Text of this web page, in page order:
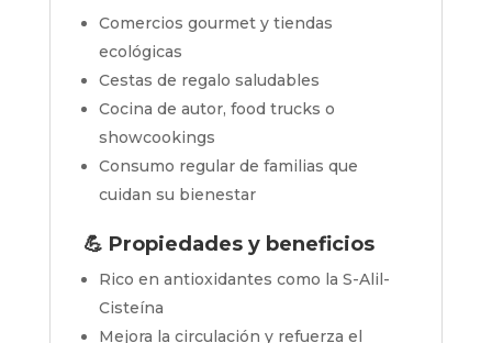
Comercios gourmet y tiendas
ecológicas
Cestas de regalo saludables
Cocina de autor, food trucks o
showcookings
Consumo regular de familias que
cuidan su bienestar
💪 Propiedades y beneficios
Rico en antioxidantes como la S-Alil-
Cisteína
Mejora la circulación y refuerza el